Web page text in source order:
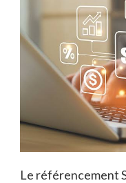
Le référencement